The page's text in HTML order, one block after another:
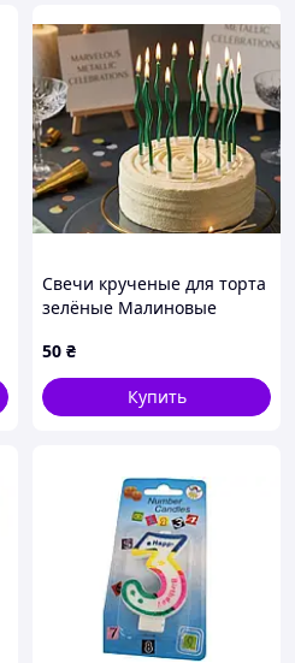
Свечи крученые для торта
зелёные Малиновые
50 ₴
Купить